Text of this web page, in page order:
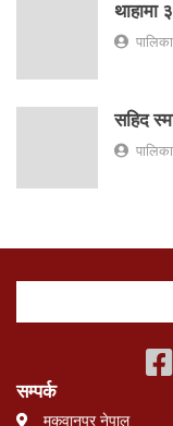
थाहामा
सहिद
सम्पर्क
मकवानपुर नेपाल